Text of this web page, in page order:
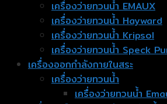
เครื่องว่ายทวนน้ำ EMAUX
เครื่องว่ายทวนน้ำ Hayward
เครื่องว่ายทวนน้ำ Kripsol
เครื่องว่ายทวนน้ำ Speck
เครื่องออกกำลังกายในสระ
เครื่องว่ายทวนน้ำ
เครื่องว่ายทวนน้ำ